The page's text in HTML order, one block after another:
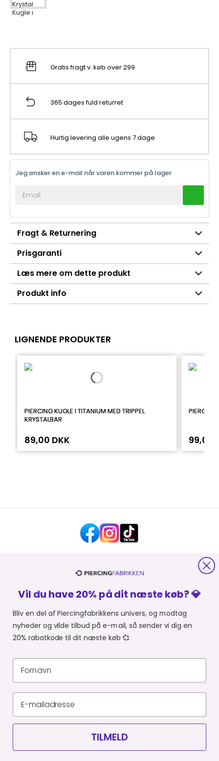
Gratis fragt v. køb over 299
365 dages fuld returret
Hurtig levering alle ugens 7 dage
Jeg ønsker en e-mail når varen kommer på lager
Fragt & Returnering
Prisgaranti
Læs mere om dette produkt
Produkt info
LIGNENDE PRODUKTER
PIERCING KUGLE I TITANIUM MED TRIPPEL
KRYSTALBAR
89,00 DKK
PIERCING
99,00
HJÆLP OG KONTAKT
MER FRA PIERCINGFABRIKKEN
SHOPPER FRA:Du er i
© Piercingfabrikken.dk 2026
CVR 34903727
Privatlivspolitik
Vil du have 20% på dit næste køb? 💎
Bliv en del af Piercingfabrikkens univers, og modtag
nyheder og vilde tilbud på e-mail, så sender vi dig en
20% rabatkode til dit næste køb 💞
TILMELD